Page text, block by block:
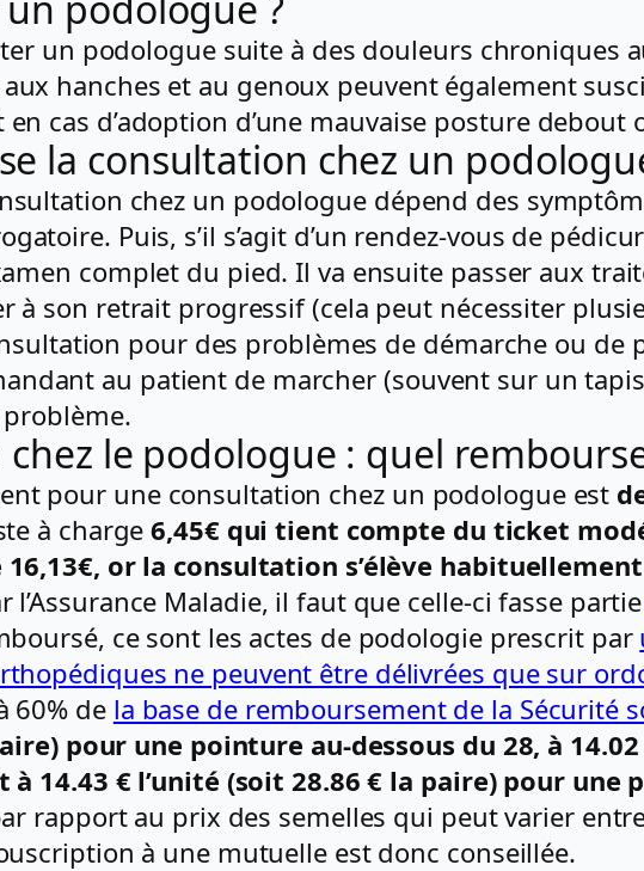
un podologue suite à des douleurs chroniques
hanches et au genoux peuvent également
cas d’adoption d’une mauvaise posture debout
la consultation chez un
chez un podologue dépend des
Puis, s’il s’agit d’un rendez-vous de
complet du pied. Il va ensuite passer aux
à son retrait progressif (cela peut nécessiter
pour des problèmes de démarche ou
au patient de marcher (souvent sur un
le podologue : quel
pour une consultation chez un podologue est
à charge6,45€ qui tient compte du ticket
or la consultation s’élève habituellement
Maladie, il faut que celle-ci fasse partie
ce sont les actes de podologie prescrit par
ne peuvent être délivrées que sur
60% de la base de remboursement de la Sécurité
pour une pointure au-dessous du 28, à
14.43 € l’unité (soit 28.86 € la paire) pour une
rapport au prix des semelles qui peut varier
à une mutuelle est donc conseillée.